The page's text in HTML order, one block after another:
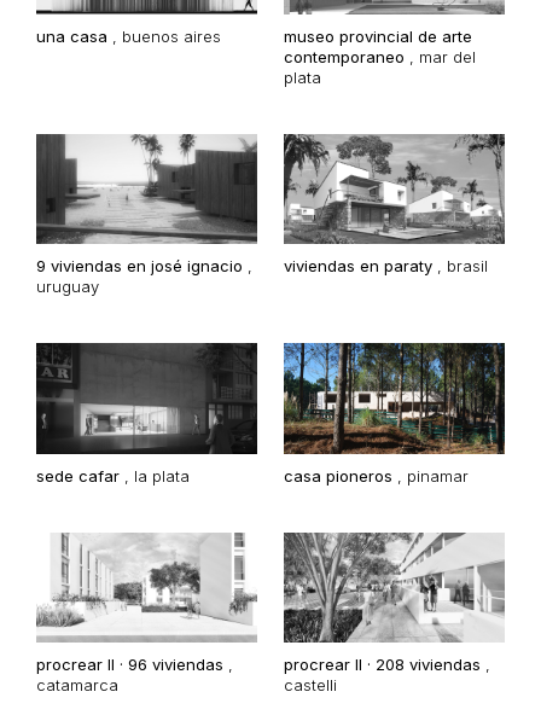
una casa buenos aires
museo provincial de arte
contemporaneo
mar del
plata
9 viviendas en josé ignacio
uruguay
viviendas en paraty brasil
sede cafar la plata casa pioneros pinamar
procrear II · 96 viviendas
catamarca
procrear II · 208 viviendas
castelli